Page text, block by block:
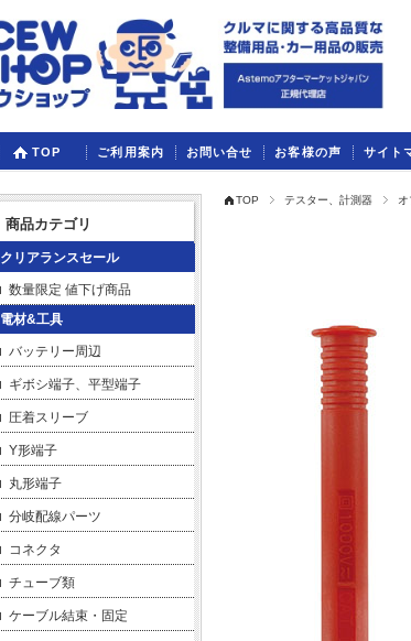
TOP ご利用案内 お問い合せ お客様の声 サイト
TOP テスター、計測器
商品カテゴリ
クリアランスセール
数量限定 値下げ商品
電材&工具
バッテリー周辺
ギボシ端子、平型端子
圧着スリーブ
Y形端子
丸形端子
分岐配線パーツ
コネクタ
チューブ類
ケーブル結束・固定